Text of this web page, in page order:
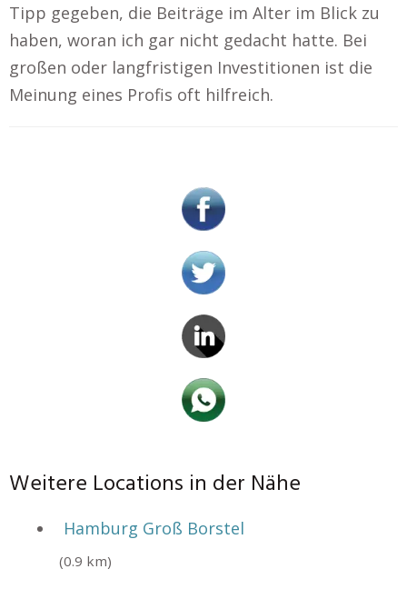
Tipp gegeben, die Beiträge im Alter im Blick zu
haben, woran ich gar nicht gedacht hatte. Bei
großen oder langfristigen Investitionen ist die
Meinung eines Profis oft hilfreich.
Weitere Locations in der Nähe
Hamburg Groß Borstel
(0.9 km)